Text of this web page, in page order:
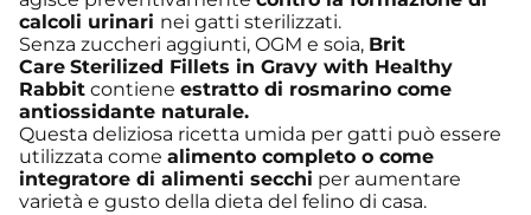
calcoli urinari nei gatti sterilizzati.
Senza zuccheri aggiunti, OGM e soia, Brit
Care Sterilized Fillets in Gravy with Healthy
Rabbit contiene estratto di rosmarino come
antiossidante naturale.
Questa deliziosa ricetta umida per gatti può essere
utilizzata come alimento completo o come
integratore di alimenti secchi per aumentare
varietà e gusto della dieta del felino di casa.